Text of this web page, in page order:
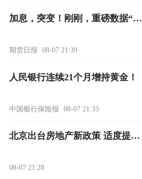
加息，突变！刚刚，重磅数据“爆冷”，美股、金银价格飙涨！特朗普最新表态
期货日报 08-07 21:39
人民银行连续21个月增持黄金！
中国银行保险报 08-07 21:33
北京出台房地产新政策 适度提高住房公积金最高贷款额度
08-07 21:28